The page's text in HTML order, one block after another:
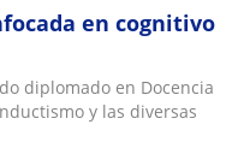
en cognitivo
diplomado en Docencia
y las diversas